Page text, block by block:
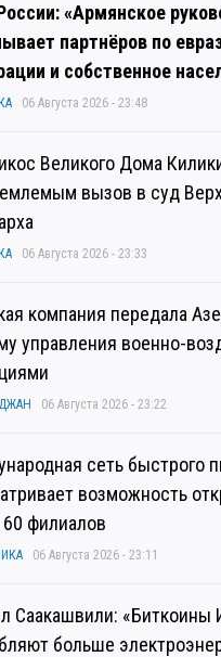
«Армянское
партнёров по
и собственное
06 Августа 2026 - 23:48
Великого Дома
вызов в суд
06 Августа 2026 - 23:33
компания передала
управления военно-
06 Августа 2026 - 23:22
сеть быстрого
возможность
филиалов
06 Августа 2026 - 23:11
Саакашвили: «Биткоины
больше